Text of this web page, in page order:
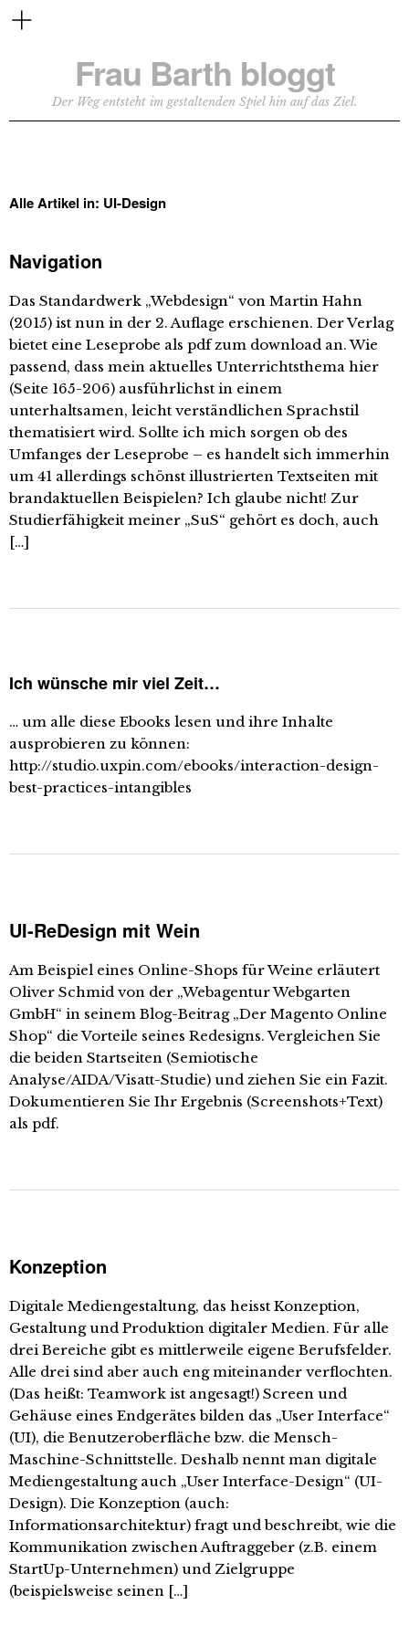
Frau Barth bloggt
Der Weg entsteht im gestaltenden Spiel hin auf das Ziel.
Alle Artikel in: UI-Design
Navigation
Das Standardwerk „Webdesign“ von Martin Hahn
(2015) ist nun in der 2. Auflage erschienen. Der Verlag
bietet eine Leseprobe als pdf zum download an. Wie
passend, dass mein aktuelles Unterrichtsthema hier
(Seite 165-206) ausführlichst in einem
unterhaltsamen, leicht verständlichen Sprachstil
thematisiert wird. Sollte ich mich sorgen ob des
Umfanges der Leseprobe – es handelt sich immerhin
um 41 allerdings schönst illustrierten Textseiten mit
brandaktuellen Beispielen? Ich glaube nicht! Zur
Studierfähigkeit meiner „SuS“ gehört es doch, auch
[…]
Ich wünsche mir viel Zeit…
… um alle diese Ebooks lesen und ihre Inhalte
ausprobieren zu können:
http://studio.uxpin.com/ebooks/interaction-design-
best-practices-intangibles
UI-ReDesign mit Wein
Am Beispiel eines Online-Shops für Weine erläutert
Oliver Schmid von der „Webagentur Webgarten
GmbH“ in seinem Blog-Beitrag „Der Magento Online
Shop“ die Vorteile seines Redesigns. Vergleichen Sie
die beiden Startseiten (Semiotische
Analyse/AIDA/Visatt-Studie) und ziehen Sie ein Fazit.
Dokumentieren Sie Ihr Ergebnis (Screenshots+Text)
als pdf.
Konzeption
Digitale Mediengestaltung, das heisst Konzeption,
Gestaltung und Produktion digitaler Medien. Für alle
drei Bereiche gibt es mittlerweile eigene Berufsfelder.
Alle drei sind aber auch eng miteinander verflochten.
(Das heißt: Teamwork ist angesagt!) Screen und
Gehäuse eines Endgerätes bilden das „User Interface“
(UI), die Benutzeroberfläche bzw. die Mensch-
Maschine-Schnittstelle. Deshalb nennt man digitale
Mediengestaltung auch „User Interface-Design“ (UI-
Design). Die Konzeption (auch:
Informationsarchitektur) fragt und beschreibt, wie die
Kommunikation zwischen Auftraggeber (z.B. einem
StartUp-Unternehmen) und Zielgruppe
(beispielsweise seinen […]